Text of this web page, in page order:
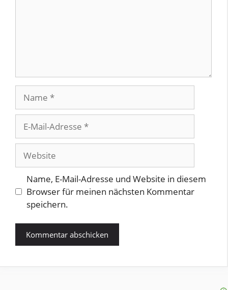
Mail-
Adresse
Name, E-Mail-Adresse und Website in diesem
Browser für meinen nächsten Kommentar
speichern.